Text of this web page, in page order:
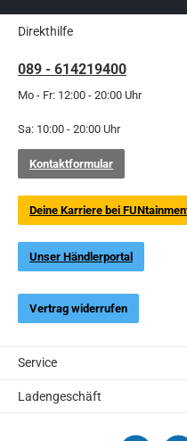
Direkthilfe
089 - 614219400
Mo - Fr: 12:00 - 20:00 Uhr
Sa: 10:00 - 20:00 Uhr
Kontaktformular
Deine Karriere bei
Unser Händlerportal
Vertrag widerrufen
Service
Ladengeschäft